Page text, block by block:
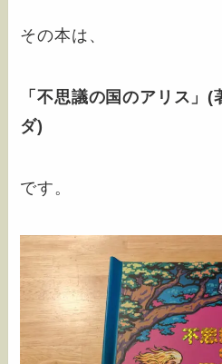
その本は、
「不思議の国のアリス」
ダ)
です。